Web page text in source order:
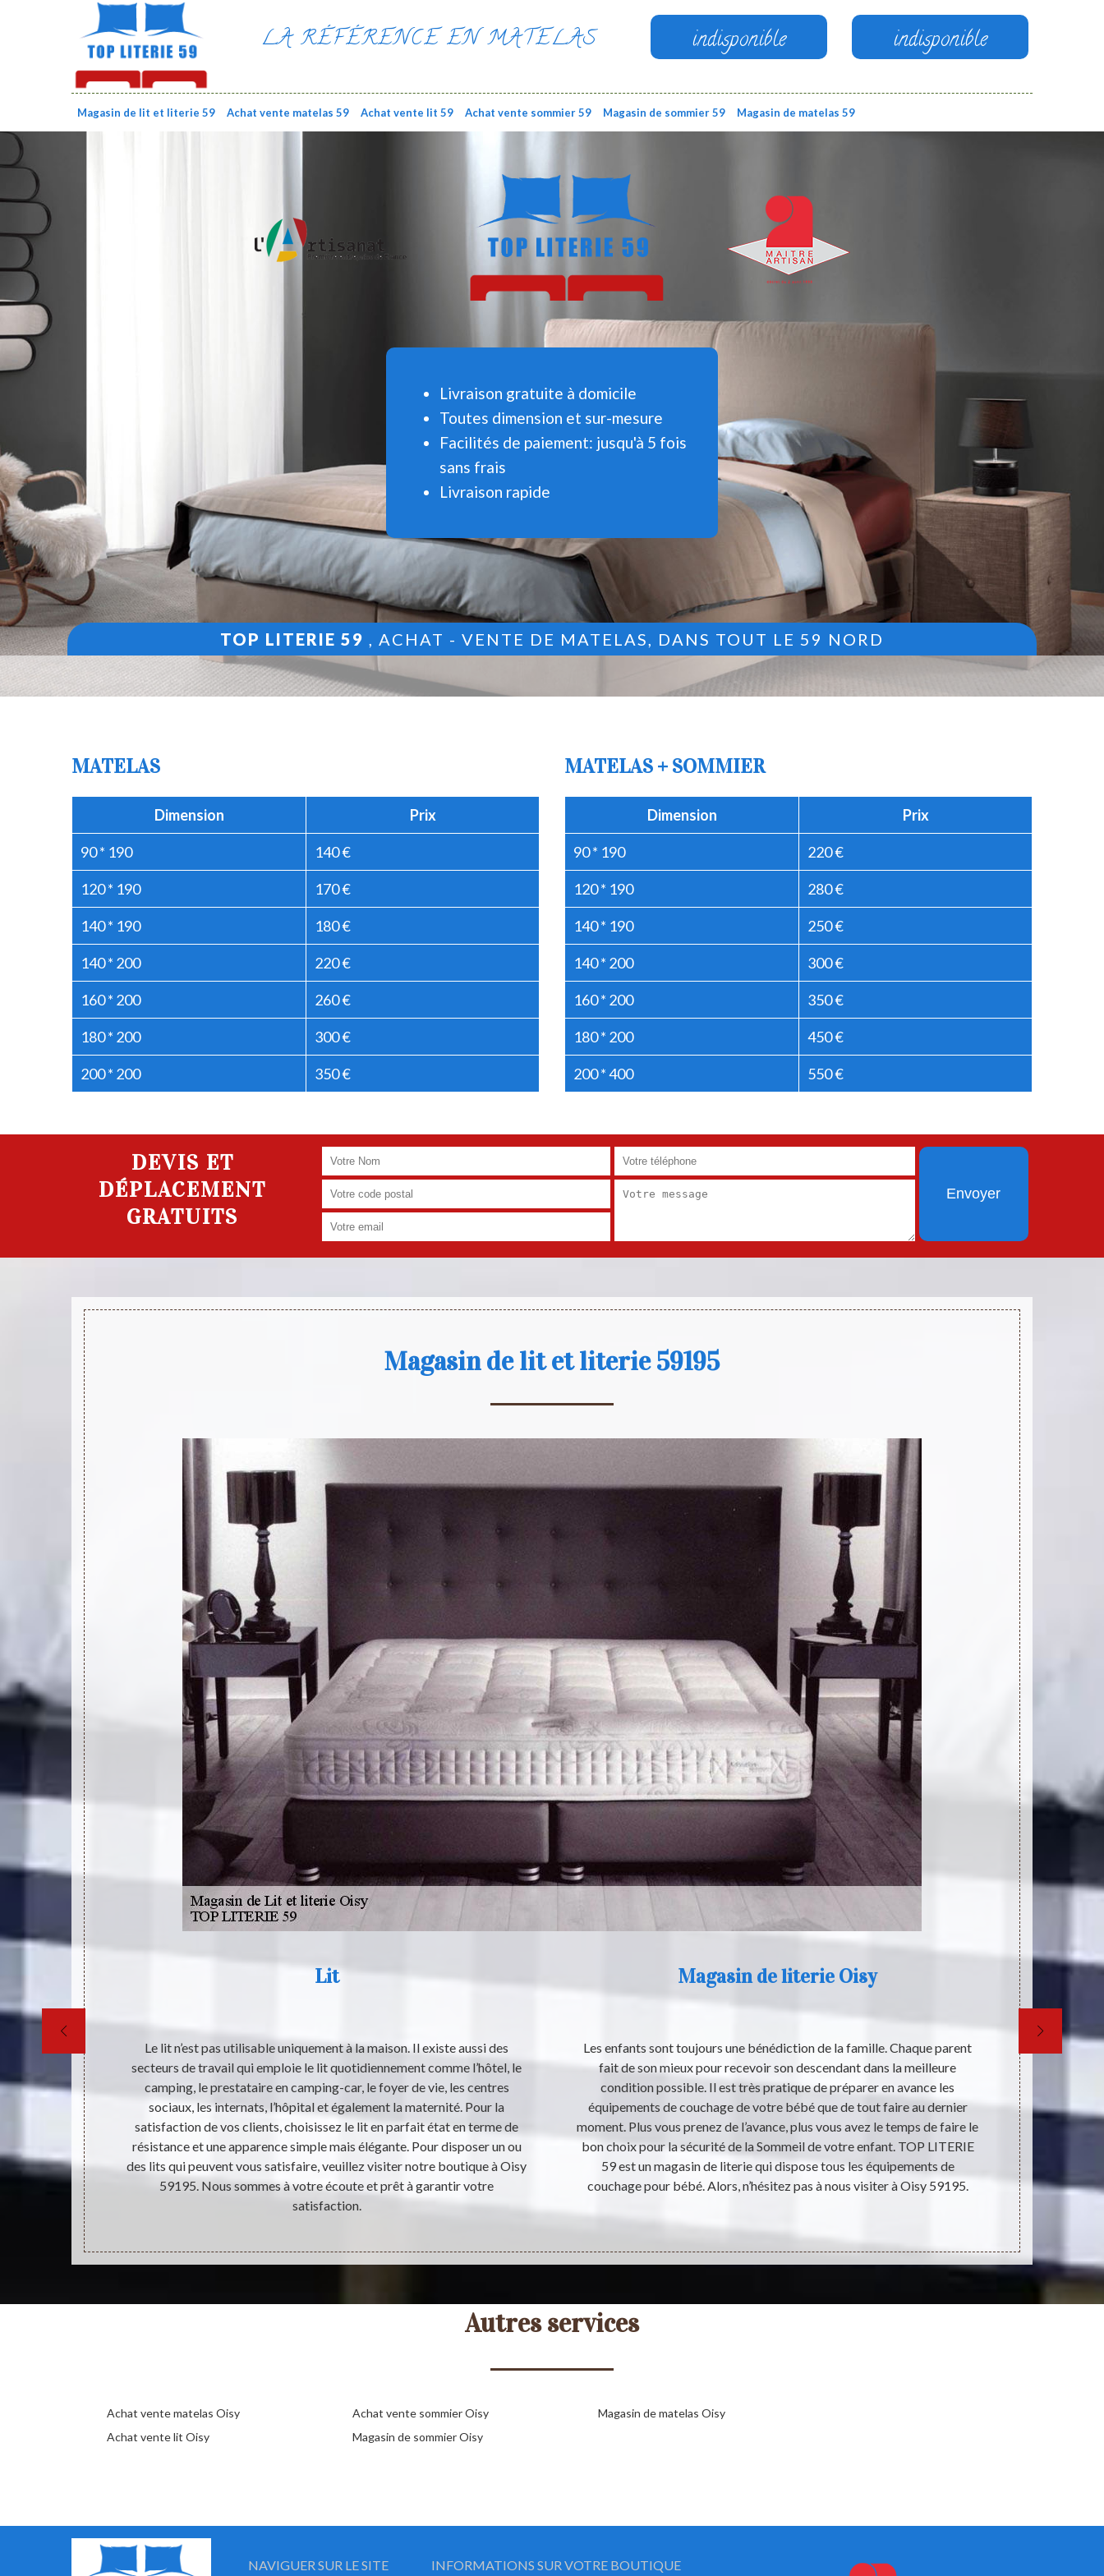
LA RÉFÉRENCE EN MATELAS indisponible indisponible
Magasin de lit et literie 59 Achat vente matelas 59 Achat vente lit 59 Achat vente sommier 59 Magasin de sommier 59 Magasin de matelas 59
Livraison gratuite à domicile
Toutes dimension et sur-mesure
Facilités de paiement: jusqu'à 5 fois
sans frais
Livraison rapide
TOP LITERIE 59 , ACHAT - VENTE DE MATELAS, DANS TOUT LE 59 NORD
MATELAS
Dimension Prix
90 * 190 140 €
120 * 190 170 €
140 * 190 180 €
140 * 200 220 €
160 * 200 260 €
180 * 200 300 €
200 * 200 350 €
MATELAS + SOMMIER
Dimension Prix
90 * 190 220 €
120 * 190 280 €
140 * 190 250 €
140 * 200 300 €
160 * 200 350 €
180 * 200 450 €
200 * 400 550 €
DEVIS ET
DÉPLACEMENT
GRATUITS
Magasin de lit et literie 59195
la raison
Lit
Le lit n’est pas utilisable uniquement à la maison. Il existe aussi des
secteurs de travail qui emploie le lit quotidiennement comme l’hôtel, le
camping, le prestataire en camping-car, le foyer de vie, les centres
sociaux, les internats, l’hôpital et également la maternité. Pour la
satisfaction de vos clients, choisissez le lit en parfait état en terme de
résistance et une apparence simple mais élégante. Pour disposer un ou
des lits qui peuvent vous satisfaire, veuillez visiter notre boutique à Oisy
59195. Nous sommes à votre écoute et prêt à garantir votre
satisfaction.
Magasin de literie Oisy
Les enfants sont toujours une bénédiction de la famille. Chaque parent
fait de son mieux pour recevoir son descendant dans la meilleure
condition possible. Il est très pratique de préparer en avance les
équipements de couchage de votre bébé que de tout faire au dernier
moment. Plus vous prenez de l’avance, plus vous avez le temps de faire le
bon choix pour la sécurité de la Sommeil de votre enfant. TOP LITERIE
59 est un magasin de literie qui dispose tous les équipements de
couchage pour bébé. Alors, n’hésitez pas à nous visiter à Oisy 59195.
Les
Pour les
matière.
Autres services
Achat vente matelas Oisy
Achat vente lit Oisy
Achat vente sommier Oisy
Magasin de sommier Oisy
Magasin de matelas Oisy
NAVIGUER SUR LE SITE INFORMATIONS SUR VOTRE BOUTIQUE